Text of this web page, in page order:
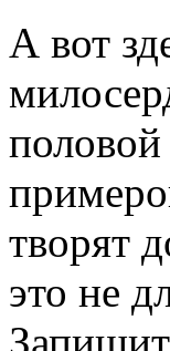
А вот
творят
это не